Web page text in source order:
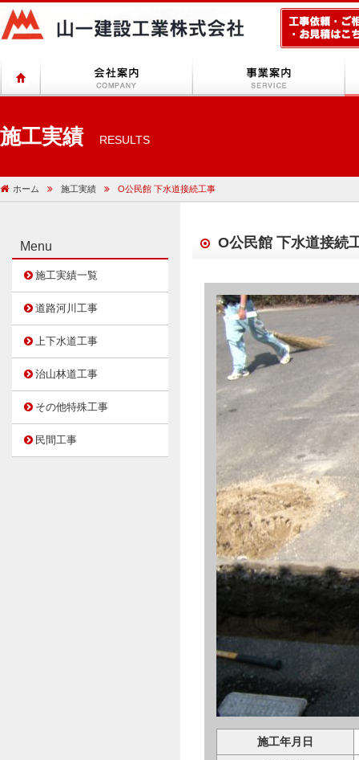
施工実績 RESULTS
ホーム 施工実績 O公民館 下水道接続工事
O公民館 下水道接続
施工年月日
Menu
施工実績一覧
道路河川工事
上下水道工事
治山林道工事
その他特殊工事
民間工事